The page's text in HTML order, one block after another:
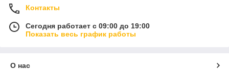
Контакты
Сегодня работает с 09:00 до 19:00
Показать весь график работы
О нас